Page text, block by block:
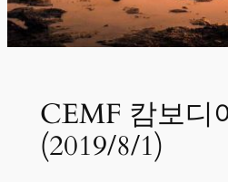
CEMF 캄보디
(2019/8/1)